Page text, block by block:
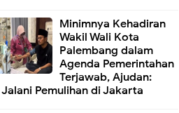
Minimnya Kehadiran
Wakil Wali Kota
Palembang dalam
Agenda Pemerintahan
Terjawab, Ajudan:
Pemulihan di Jakarta